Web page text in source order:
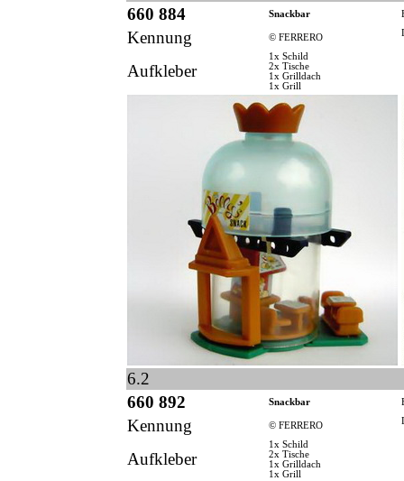
660 884
Snackbar
Kennung © FERRERO
Aufkleber
1x Schild
2x Tische
1x Grilldach
1x Grill
6.2
660 892
Snackbar
Kennung © FERRERO
Aufkleber
1x Schild
2x Tische
1x Grilldach
1x Grill